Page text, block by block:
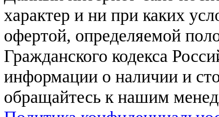
характер и ни при каких
офертой, определяемой
Гражданского кодекса
информации о наличии и
обращайтесь к нашим